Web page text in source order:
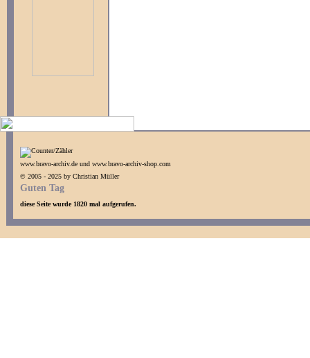
www.bravo-archiv.de und www.bravo-archiv-shop.com
© 2005 - 2025 by Christian Müller
Guten Tag
diese Seite wurde 1820 mal aufgerufen.